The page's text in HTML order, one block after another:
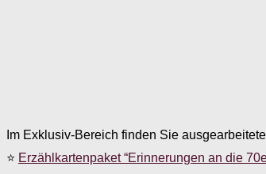
Im Exklusiv-Bereich finden Sie
⭐ Erzählkartenpaket “Erinnerungen an die